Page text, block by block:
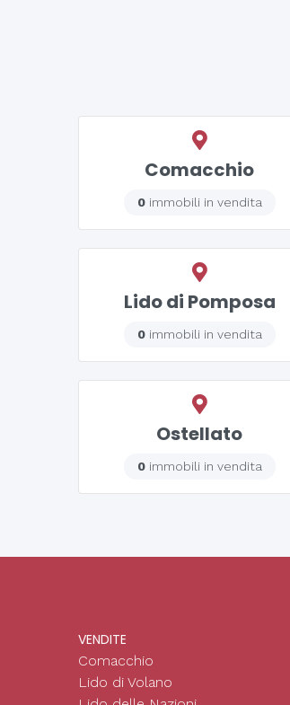
Comacchio
0immobili in vendita
Lido di Pomposa
0immobili in vendita
Ostellato
0immobili in vendita
VENDITE
Comacchio
Lido di Volano